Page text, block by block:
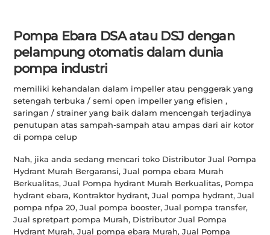
Pompa Ebara DSA atau DSJ dengan
pelampung otomatis dalam dunia
pompa industri
memiliki kehandalan dalam impeller atau penggerak yang
setengah terbuka / semi open impeller yang efisien ,
saringan / strainer yang baik dalam mencengah terjadinya
penutupan atas sampah-sampah atau ampas dari air kotor
di pompa celup
Nah, jika anda sedang mencari toko Distributor Jual Pompa
Hydrant Murah Bergaransi, Jual pompa ebara Murah
Berkualitas, Jual Pompa hydrant Murah Berkualitas, Pompa
hydrant ebara, Kontraktor hydrant, Jual pompa hydrant, Jual
pompa nfpa 20, Jual pompa booster, Jual pompa transfer,
Jual spretpart pompa Murah, Distributor Jual Pompa
Hydrant Murah, Jual pompa ebara Murah, Jual Pompa